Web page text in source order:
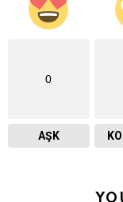
0
AŞK